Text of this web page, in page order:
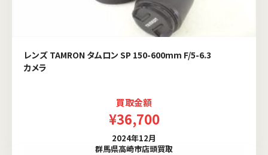
レンズ TAMRON タムロン SP 150-600mm F/5-6.3
カメラ
買取金額
¥36,700
2024年12月
群馬県高崎市店頭買取